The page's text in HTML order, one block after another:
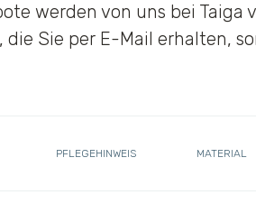
werden von uns bei Taiga
Sie per E-Mail erhalten,
PFLEGEHINWEIS MATERIAL